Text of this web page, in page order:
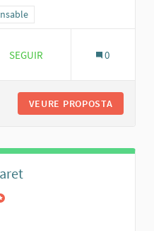
Sostenibilitat i Consum
7 SEGUIDORES
SEGUIR 0
VEURE PROPOSTA